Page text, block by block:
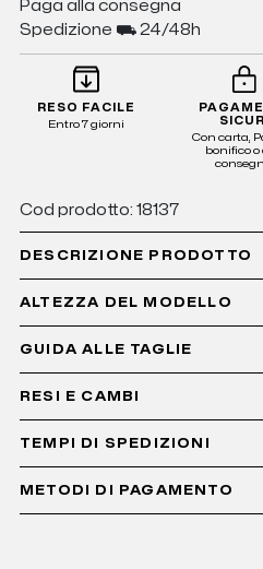
Paga alla consegna
Spedizione ⛟ 24/48h
RESO FACILE
Entro 7 giorni
SICURI
Con carta,
bonifico o
Cod prodotto: 18137
DESCRIZIONE PRODOTTO
ALTEZZA DEL MODELLO
GUIDA ALLE TAGLIE
RESI E CAMBI
TEMPI DI SPEDIZIONI
METODI DI PAGAMENTO